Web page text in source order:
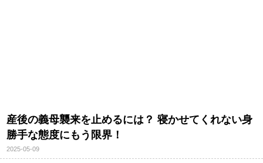
産後の義母襲来を止めるには？ 寝かせてくれない身
勝手な態度にもう限界！
2025-05-09